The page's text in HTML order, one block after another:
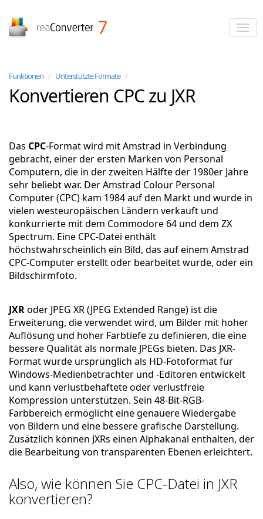
Funktionen / Unterstützte Formate /
Konvertieren CPC zu JXR
Das CPC-Format wird mit Amstrad in Verbindung
gebracht, einer der ersten Marken von Personal
Computern, die in der zweiten Hälfte der 1980er Jahre
sehr beliebt war. Der Amstrad Colour Personal
Computer (CPC) kam 1984 auf den Markt und wurde in
vielen westeuropäischen Ländern verkauft und
konkurrierte mit dem Commodore 64 und dem ZX
Spectrum. Eine CPC-Datei enthält
höchstwahrscheinlich ein Bild, das auf einem Amstrad
CPC-Computer erstellt oder bearbeitet wurde, oder ein
Bildschirmfoto.
JXRoder JPEG XR (JPEG Extended Range) ist die
Erweiterung, die verwendet wird, um Bilder mit hoher
Auflösung und hoher Farbtiefe zu definieren, die eine
bessere Qualität als normale JPEGs bieten. Das JXR-
Format wurde ursprünglich als HD-Fotoformat für
Windows-Medienbetrachter und -Editoren entwickelt
und kann verlustbehaftete oder verlustfreie
Kompression unterstützen. Sein 48-Bit-RGB-
Farbbereich ermöglicht eine genauere Wiedergabe
von Bildern und eine bessere grafische Darstellung.
Zusätzlich können JXRs einen Alphakanal enthalten, der
die Bearbeitung von transparenten Ebenen erleichtert.
Also, wie können Sie CPC-Datei in JXR
konvertieren?